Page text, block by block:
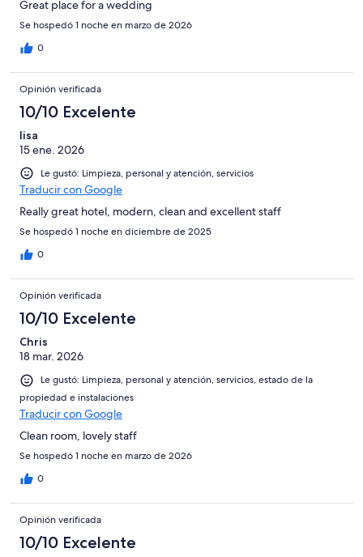
Great place for a wedding
Se hospedó 1 noche en marzo de 2026
0
Opinión verificada
10/10 Excelente
lisa
15 ene. 2026
Le gustó: Limpieza, personal y atención, servicios
Traducir con Google
Really great hotel, modern, clean and excellent staff
Se hospedó 1 noche en diciembre de 2025
0
Opinión verificada
10/10 Excelente
Chris
18 mar. 2026
Le gustó: Limpieza, personal y atención, servicios, estado de la
propiedad e instalaciones
Traducir con Google
Clean room, lovely staff
Se hospedó 1 noche en marzo de 2026
0
Opinión verificada
10/10 Excelente